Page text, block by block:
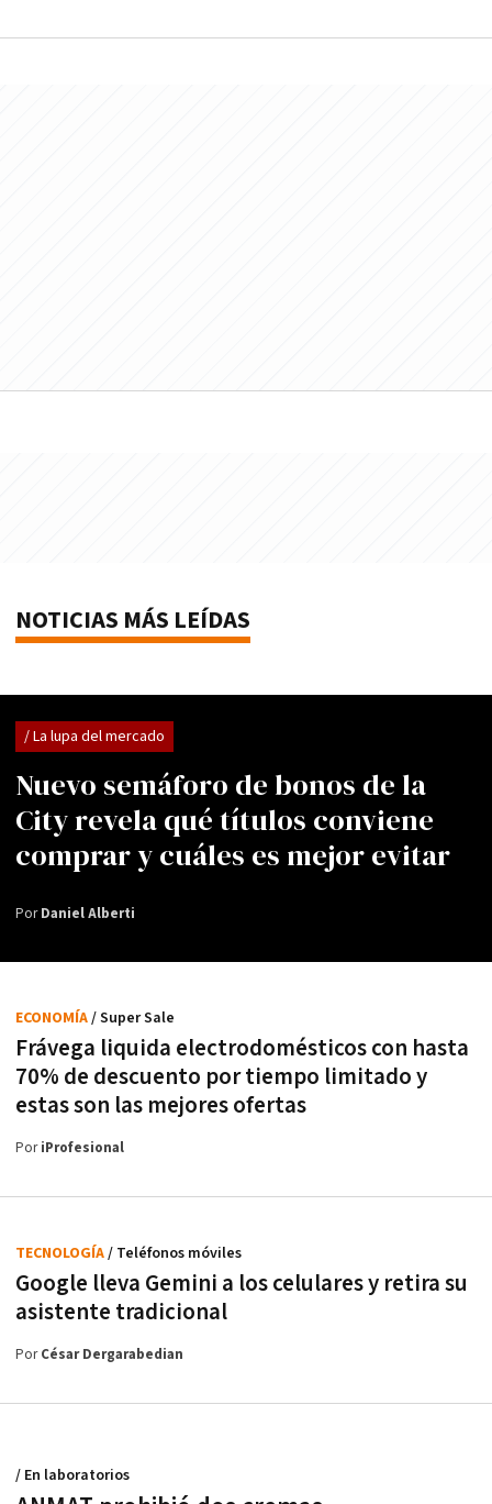
NOTICIAS MÁS LEÍDAS
Nuevo semáforo de bonos de la
City revela qué títulos conviene
comprar y cuáles es mejor evitar
/ La lupa del mercado
PorDaniel Alberti
Frávega liquida electrodomésticos con hasta
70% de descuento por tiempo limitado y
estas son las mejores ofertas
ECONOMÍA/ Super Sale
PoriProfesional
Google lleva Gemini a los celulares y retira su
asistente tradicional
TECNOLOGÍA/ Teléfonos móviles
PorCésar Dergarabedian
/ En laboratorios